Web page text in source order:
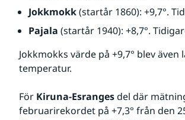
Jokkmokk (startår 1860): +9,7°.
Pajala (startår 1940): +8,7°.
Jokkmokks värde på +9,7° blev
temperatur.
För Kiruna-Esranges del där
februarirekordet på +7,3° från den